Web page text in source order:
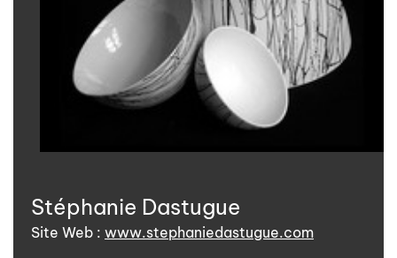
Stéphanie Dastugue
Site Web : www.stephaniedastugue.com